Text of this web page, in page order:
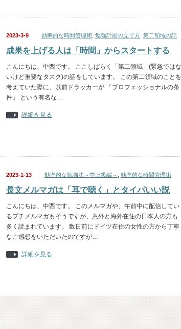
2023-3-9 効率的な時間管理術 勉強計画の立て方 第二領域の話
成果を上げる人は「時間」からスタートする
こんにちは、中西です。 ここしばらく「第二領域」(緊急ではな
いけど重要なタスク)の話をしています。 この第二領域のことを
考えていた際に、以前ドラッカーが 「プロフェッショナルの条
件」 という有名な…
詳細を見る
2023-1-13 効率的な勉強法～中上級編～ 効率的な時間管理術
長文メルマガは「耳で聴く」とタイパいい説
こんにちは、中西です。 このメルマガや、午前中に配信してい
るプチメルマガもそうですが、意外と海外在住の日本人の方も
多く読まれています。 数日前にドイツ在住の女性の方から丁寧
なご感想をいただいたのですが…
詳細を見る